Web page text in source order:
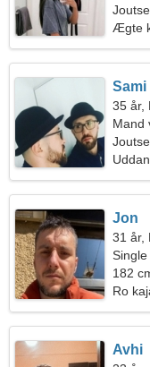
Ægte
Sami
35 år,
Mand
Jon
31 år,
182
Ro
Avhi